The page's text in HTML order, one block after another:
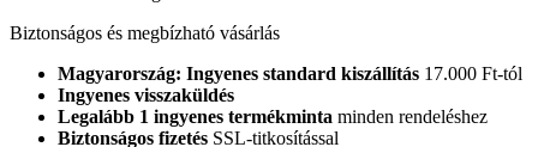
Biztonságos és megbízható vásárlás
Magyarország: Ingyenes standard kiszállítás 17.000 Ft-tól
Ingyenes visszaküldés
Legalább 1 ingyenes termékminta minden rendeléshez
Biztonságos fizetés SSL-titkosítással